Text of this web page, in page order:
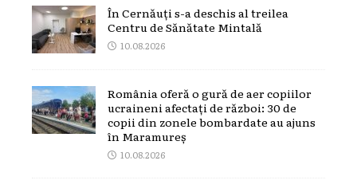
În Cernăuți s-a deschis al treilea
Centru de Sănătate Mintală
10.08.2026
România oferă o gură de aer copiilor
ucraineni afectați de război: 30 de
copii din zonele bombardate au ajuns
în Maramureș
10.08.2026